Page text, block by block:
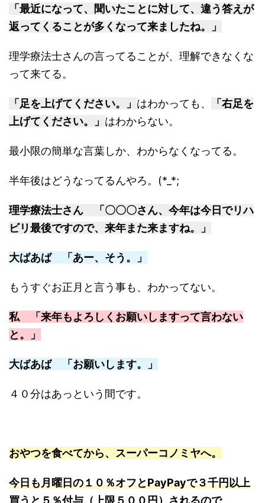
「最近になって、聞いたことに対して、違う答えが
返ってくることが多くなって来ましたね。」
理学療法士さんの言ってることが、理解できなくな
って来てる。
「足を上げてください。」 はわかっても、
「右足を
上げてください。」 はわからない。
最小限の簡単な言葉しか、わからなくなってる。
半年後はどうなってるんやろ。(*_*;
理学療法士さん 「〇〇〇さん、今年は今日でリハ
ビリ最後ですので、来年また来ますね。」
大ばあば 「あー、そう。」
もうすぐお正月と言う事も、わかってない。
私 「来年もよろしくお願いしますって言わない
と。」
大ばあば 「お願いします。」
４０分はあっという間です。
おやつを食べてから、スーパーコノミヤへ。
今日も月曜日の１０％オフとPayPayで３千円以上
買うと５％付与（上限５００円）されるので、